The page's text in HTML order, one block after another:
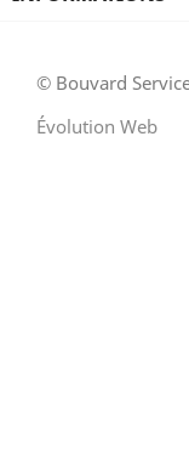
© Bouvard
Évolution Web